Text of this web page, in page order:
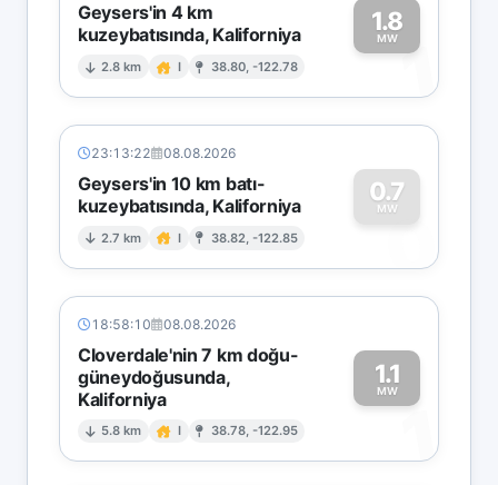
Geysers'in 4 km
kuzeybatısında, Kaliforniya
2.8 km I 38.80, -122.78
1.8
MW1
23:13:22 08.08.2026
Geysers'in 10 km batı-
kuzeybatısında, Kaliforniya
2.7 km I 38.82, -122.85
0.7
MW
0
18:58:10 08.08.2026
Cloverdale'nin 7 km doğu-
güneydoğusunda,
Kaliforniya
5.8 km I 38.78, -122.95
1.1
MW
1